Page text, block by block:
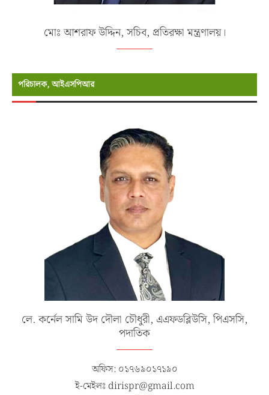
মোঃ আশরাফ উদ্দিন, সচিব, প্রতিরক্ষা মন্ত্রণালয়।
পরিচালক, আইএসপিআর
লে. কর্নেল সামি উদ দৌলা চৌধুরী, এএফডব্লিউসি, পিএসসি,
পদাতিক
অফিস: ০১৭৬৯০১৭১৯০
ই-মেইলঃ dirispr@gmail.com